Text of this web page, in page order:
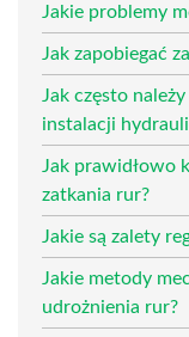
Jakie problemy
Jak zapobiegać
Jak często
instalacji
Jak prawidłowo
zatkania rur?
Jakie są zalety
Jakie metody
udrożnienia rur?